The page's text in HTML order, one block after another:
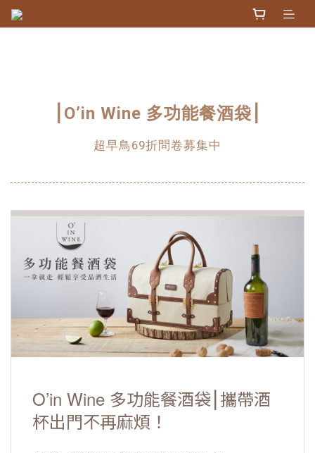
⎮O’in Wine 多功能餐酒袋⎮
超早鳥69折問卷募集中